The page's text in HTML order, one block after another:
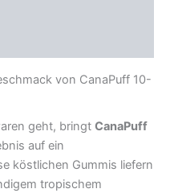
von CanaPuff 10-
geht, bringt CanaPuff
auf ein
köstlichen Gummis liefern
tropischem